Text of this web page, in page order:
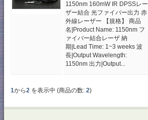
1150nm 160mW IR DPSSレー
ザー結合 光ファイバー出力 赤
外線レーザー 【規格】 商品
名|Product Name: 1150nm フ
ァイバー結合レーザ 納
期|Lead Time: 1~3 weeks 波
長|Output Wavelength:
1150nm 出力|Output...
1から2 を表示中 (商品の数: 2)